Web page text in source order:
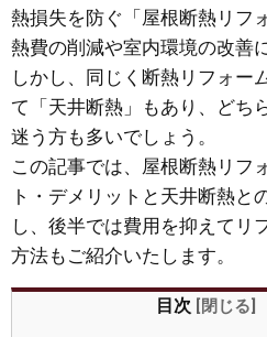
熱損失を防ぐ「屋根断熱リフ
熱費の削減や室内環境の改善
しかし、同じく断熱リフォー
て「天井断熱」もあり、どち
迷う方も多いでしょう。
この記事では、屋根断熱リフ
ト・デメリットと天井断熱と
し、後半では費用を抑えてリ
方法もご紹介いたします。
目次 [閉じる]